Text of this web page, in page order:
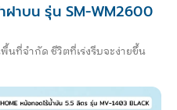
าบน รุ่น SM-WM2600
นที่จำกัด ชีวิตที่เร่งรีบจะง่ายขึ้น